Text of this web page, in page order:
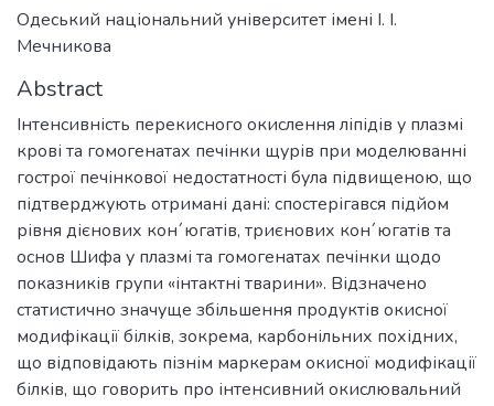
Одеський національний університет імені І. І.
Мечникова
Abstract
Інтенсивність перекисного окислення ліпідів у плазмі
крові та гомогенатах печінки щурів при моделюванні
гострої печінкової недостатності була підвищеною, що
підтверджують отримані дані: спостерігався підйом
рівня дієнових кон´югатів, триєнових кон´югатів та
основ Шифа у плазмі та гомогенатах печінки щодо
показників групи «інтактні тварини». Відзначено
статистично значуще збільшення продуктів окисної
модифікації білків, зокрема, карбонільних похідних,
що відповідають пізнім маркерам окисної модифікації
білків, що говорить про інтенсивний окислювальний